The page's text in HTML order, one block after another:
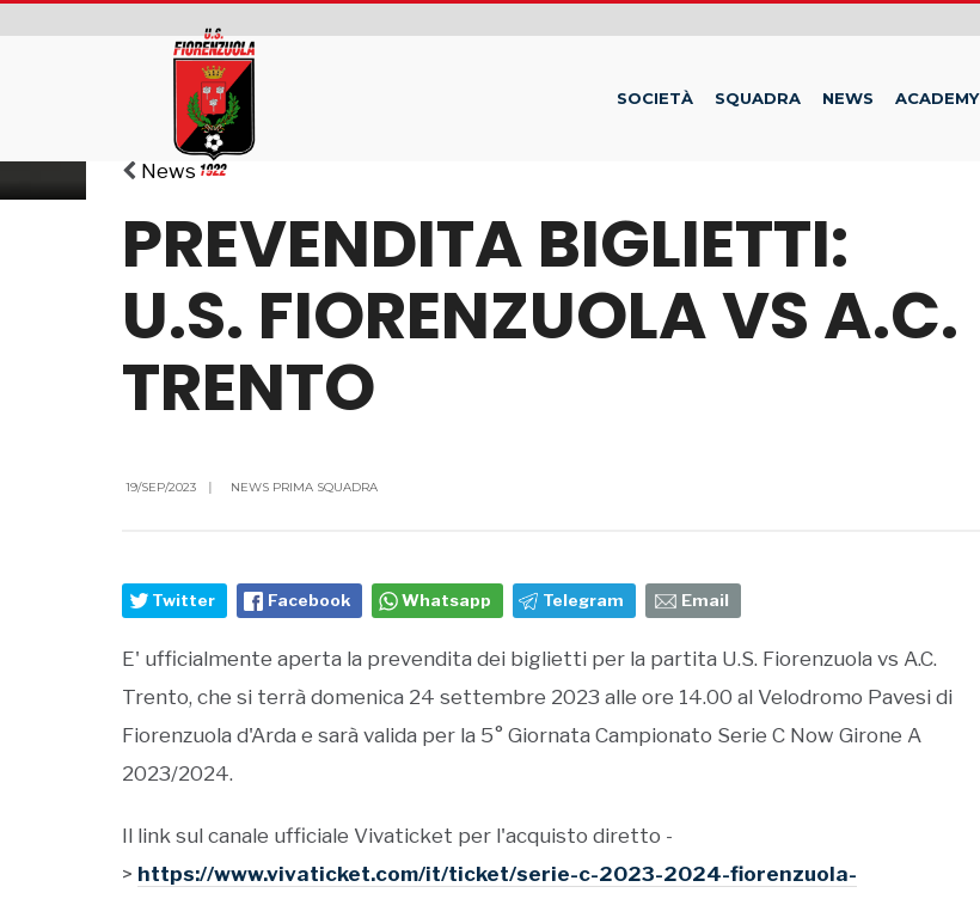
SOCIETÀ SQUADRA NEWS ACADEMY
News
PREVENDITA BIGLIETTI:
U.S. FIORENZUOLA VS A.C.
TRENTO
19/SEP/2023 | NEWS PRIMA SQUADRA
Twitter Facebook Whatsapp Telegram Email
E' ufficialmente aperta la prevendita dei biglietti per la partita U.S. Fiorenzuola vs A.C.
Trento, che si terrà domenica 24 settembre 2023 alle ore 14.00 al Velodromo Pavesi di
Fiorenzuola d'Arda e sarà valida per la 5° Giornata Campionato Serie C Now Girone A
2023/2024.
Il link sul canale ufficiale Vivaticket per l'acquisto diretto -
> https://www.vivaticket.com/it/ticket/serie-c-2023-2024-fiorenzuola-